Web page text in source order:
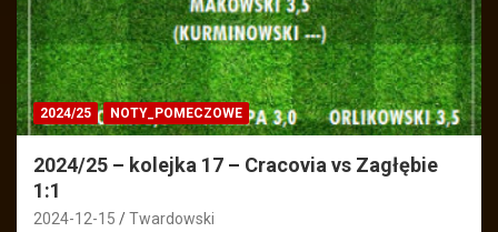
2024/25 NOTY_POMECZOWE
2024/25 – kolejka 17 – Cracovia vs Zagłębie
1:1
2024-12-15 Twardowski